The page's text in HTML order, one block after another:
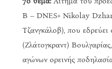
B – DNES» Nikolay
Τζανγκάλοβ), που
(Ζλάτογκραντ)
αγώνων ορεινής